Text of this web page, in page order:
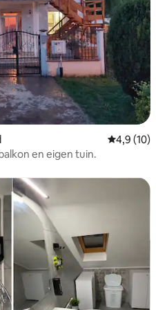
4,9 (10)
en eigen tuin.